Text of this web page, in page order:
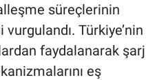
süreçlerinin
vurgulandı. Türkiye’nin
faydalanarak şarj
eş